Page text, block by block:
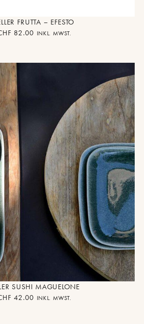
FRUTTA – EFESTO
82.00 INKL. MWST.
SUSHI MAGUELONE
42.00 INKL. MWST.